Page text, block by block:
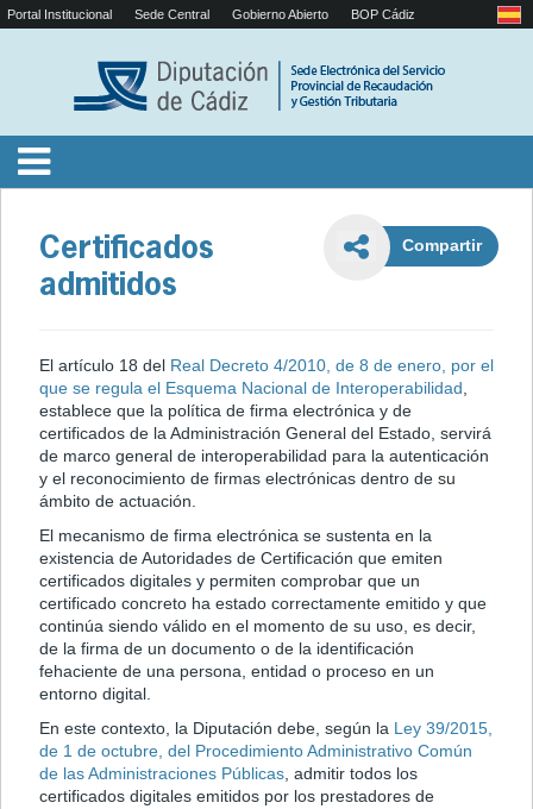
Portal Institucional Sede Central Gobierno Abierto BOP Cádiz
Certificados
admitidos
El artículo 18 del Real Decreto 4/2010, de 8 de enero, por el
que se regula el Esquema Nacional de Interoperabilidad ,
establece que la política de firma electrónica y de
certificados de la Administración General del Estado, servirá
de marco general de interoperabilidad para la autenticación
y el reconocimiento de firmas electrónicas dentro de su
ámbito de actuación.
El mecanismo de firma electrónica se sustenta en la
existencia de Autoridades de Certificación que emiten
certificados digitales y permiten comprobar que un
certificado concreto ha estado correctamente emitido y que
continúa siendo válido en el momento de su uso, es decir,
de la firma de un documento o de la identificación
fehaciente de una persona, entidad o proceso en un
entorno digital.
En este contexto, la Diputación debe, según la Ley 39/2015,
de 1 de octubre, del Procedimiento Administrativo Común
de las Administraciones Públicas, admitir todos los
certificados digitales emitidos por los prestadores de
Compartir